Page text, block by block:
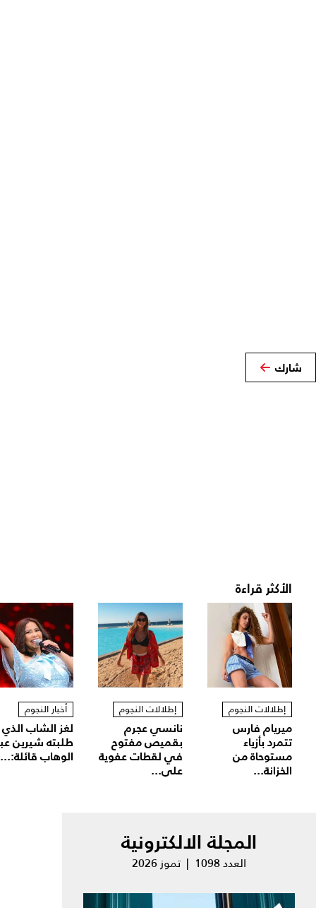
شارك
الأكثر قراءة
إطلالات النجوم
ميريام فارس
تتمرد بأزياء
مستوحاة من
الخزانة...
إطلالات النجوم
نانسي عجرم
بقميص مفتوح
في لقطات عفوية
على...
أخبار النجوم
لغز الشاب الذي
طلبته شيرين
الوهاب قائلة:...
المجلة الالكترونية
العدد 1098 | تموز 2026